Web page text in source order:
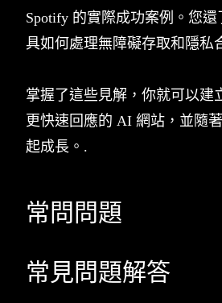
Spotify 的實際成功案例。您
具如何處理無障礙存取和隱私
掌握了這些見解，你就可以建
更快速回應的 AI 網站，並隨
起成長。.
常問問題
常見問題解答